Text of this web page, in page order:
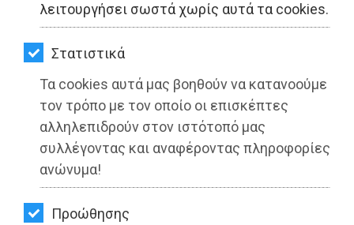
λειτουργήσει σωστά χωρίς αυτά τα cookies.
Στατιστικά
Τα cookies αυτά μας βοηθούν να κατανοούμε
τον τρόπο με τον οποίο οι επισκέπτες
αλληλεπιδρούν στον ιστότοπό μας
συλλέγοντας και αναφέροντας πληροφορίες
ανώνυμα!
Προώθησης
ΥΓΕΙΑ
LIFESTYLE
ΤΑΞΙΔΙΑ
ΕΞΟΔΟΣ
ΠΕΡΙΒΑΛΛΟΝ
ΚΑΤΟΙΚΙΔΙΟ